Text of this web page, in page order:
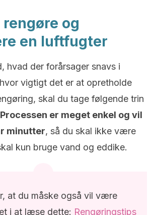
og
en luftfugter
hvad der forårsager snavs i
vigtigt det er at opretholde
skal du tage følgende trin
Processen er meget enkel og vil
minutter, så du skal ikke være
kun bruge vand og eddike.
at du måske også vil være
i at læse dette: Rengøringstips